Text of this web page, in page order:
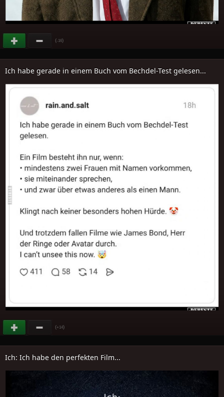
(-16)
Ich habe gerade in einem Buch vom Bechdel-Test gelesen...
(+14)
Ich: Ich habe den perfekten Film...